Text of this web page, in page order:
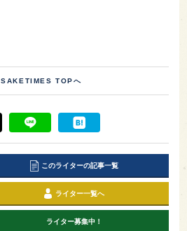
SAKETIMES TOPへ
このライターの記事一覧
ライター一覧へ
ライター募集中！